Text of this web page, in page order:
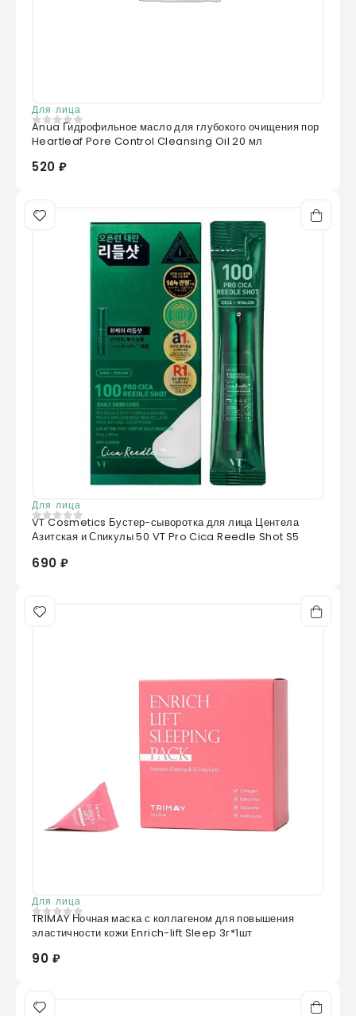
Для лица
0из 5
Anua Гидрофильное масло для глубокого очищения пор
Heartleaf Pore Control Cleansing Oil 20 мл
520 ₽
Для лица
0 из 5
VT Cosmetics Бустер-сыворотка для лица Центела
Азитская и Спикулы 50 VT Pro Cica Reedle Shot S5
690 ₽
Для лица
0из 5
TRIMAY Ночная маска с коллагеном для повышения
эластичности кожи Enrich-lift Sleep 3г*1шт
90 ₽